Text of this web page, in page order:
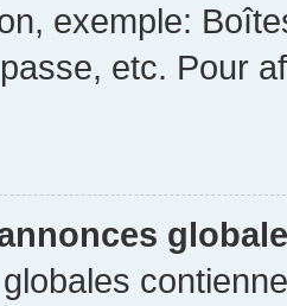
exemple:
etc. Pour